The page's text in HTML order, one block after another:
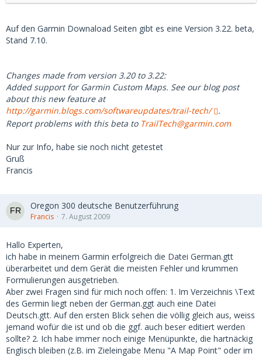
Vista HCx
Hier findet Ihr immer alle Aktuellen Firmware Updates und
Aktuelle Firmware:
Oregon 200, 300 und 400t software version 3.20 Final
Datum: 02.September.2009
Auf den Garmin Downaload Seiten gibt es eine Version 3.22. beta,
Stand 7.10.
Changes made from version 3.20 to 3.22:
Added support for Garmin Custom Maps. See our blog post
about this new feature at
http://garmin.blogs.com/softwareupdates/trail-tech/
.
Report problems with this beta to TrailTech@garmin.com
Nur zur Info, habe sie noch nicht getestet
Gruß
Francis
Oregon 300 deutsche Benutzerführung
Francis 7. August 2009
Hallo Experten,
ich habe in meinem Garmin erfolgreich die Datei German.gtt
überarbeitet und dem Gerät die meisten Fehler und krummen
Formulierungen ausgetrieben.
Aber zwei Fragen sind für mich noch offen: 1. Im Verzeichnis \Text
des Germin liegt neben der German.ggt auch eine Datei
Deutsch.gtt. Auf den ersten Blick sehen die völlig gleich aus, weiss
jemand wofür die ist und ob die ggf. auch beser editiert werden
sollte? 2. Ich habe immer noch einige Menüpunkte, die hartnäckig
Englisch bleiben (z.B. im Zieleingabe Menu "A Map Point" oder im